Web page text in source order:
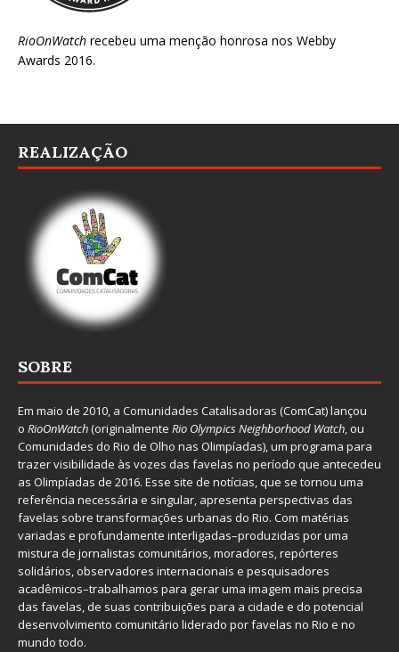
RioOnWatch recebeu uma menção honrosa nos Webby
Awards 2016.
REALIZAÇÃO
SOBRE
Em maio de 2010, a Comunidades Catalisadoras (ComCat) lançou
o RioOnWatch(originalmente Rio Olympics Neighborhood Watch, ou
Comunidades do Rio de Olho nas Olimpíadas), um programa para
trazer visibilidade às vozes das favelas no período que antecedeu
as Olimpíadas de 2016. Esse site de notícias, que se tornou uma
referência necessária e singular, apresenta perspectivas das
favelas sobre transformações urbanas do Rio. Com matérias
variadas e profundamente interligadas–produzidas por uma
mistura de jornalistas comunitários, moradores, repórteres
solidários, observadores internacionais e pesquisadores
acadêmicos–trabalhamos para gerar uma imagem mais precisa
das favelas, de suas contribuições para a cidade e do potencial
desenvolvimento comunitário liderado por favelas no Rio e no
mundo todo.